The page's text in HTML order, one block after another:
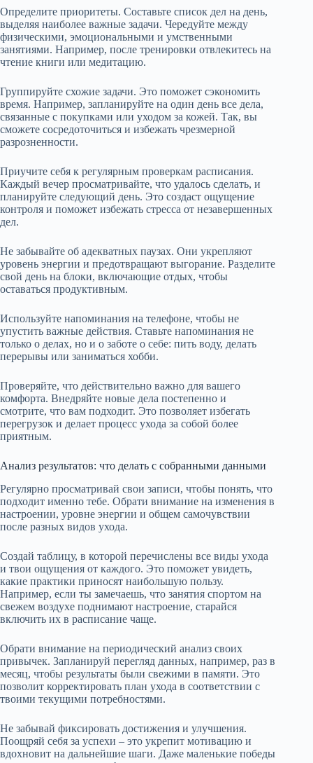
Определите приоритеты. Составьте список дел на день,
выделяя наиболее важные задачи. Чередуйте между
физическими, эмоциональными и умственными
занятиями. Например, после тренировки отвлекитесь на
чтение книги или медитацию.
Группируйте схожие задачи. Это поможет сэкономить
время. Например, запланируйте на один день все дела,
связанные с покупками или уходом за кожей. Так, вы
сможете сосредоточиться и избежать чрезмерной
разрозненности.
Приучите себя к регулярным проверкам расписания.
Каждый вечер просматривайте, что удалось сделать, и
планируйте следующий день. Это создаст ощущение
контроля и поможет избежать стресса от незавершенных
дел.
Не забывайте об адекватных паузах. Они укрепляют
уровень энергии и предотвращают выгорание. Разделите
свой день на блоки, включающие отдых, чтобы
оставаться продуктивным.
Используйте напоминания на телефоне, чтобы не
упустить важные действия. Ставьте напоминания не
только о делах, но и о заботе о себе: пить воду, делать
перерывы или заниматься хобби.
Проверяйте, что действительно важно для вашего
комфорта. Внедряйте новые дела постепенно и
смотрите, что вам подходит. Это позволяет избегать
перегрузок и делает процесс ухода за собой более
приятным.
Анализ результатов: что делать с собранными данными
Регулярно просматривай свои записи, чтобы понять, что
подходит именно тебе. Обрати внимание на изменения в
настроении, уровне энергии и общем самочувствии
после разных видов ухода.
Создай таблицу, в которой перечислены все виды ухода
и твои ощущения от каждого. Это поможет увидеть,
какие практики приносят наибольшую пользу.
Например, если ты замечаешь, что занятия спортом на
свежем воздухе поднимают настроение, старайся
включить их в расписание чаще.
Обрати внимание на периодический анализ своих
привычек. Запланируй перегляд данных, например, раз в
месяц, чтобы результаты были свежими в памяти. Это
позволит корректировать план ухода в соответствии с
твоими текущими потребностями.
Не забывай фиксировать достижения и улучшения.
Поощряй себя за успехи – это укрепит мотивацию и
вдохновит на дальнейшие шаги. Даже маленькие победы